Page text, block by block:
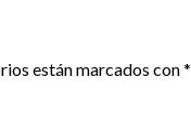
están marcados con*